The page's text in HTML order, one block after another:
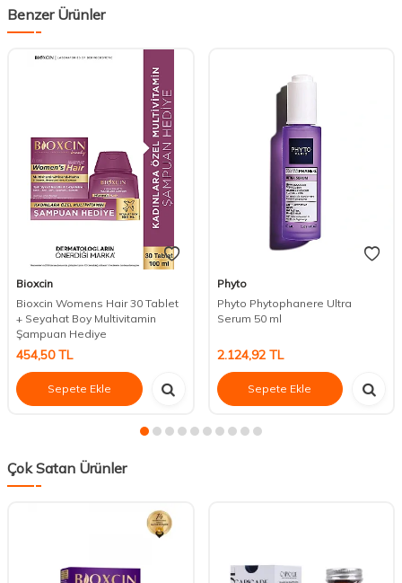
Benzer Ürünler
Bioxcin
Bioxcin Womens Hair 30 Tablet
+ Seyahat Boy Multivitamin
Şampuan Hediye
454,50TL
Sepete Ekle
Phyto
Phyto Phytophanere Ultra
Serum 50 ml
2.124,92TL
Sepete Ekle
Çok Satan Ürünler